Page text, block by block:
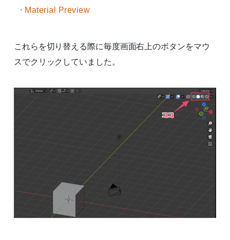
Material Preview
これらを切り替える際に毎度画面右上のボタンをマウ
スでクリックしていました。